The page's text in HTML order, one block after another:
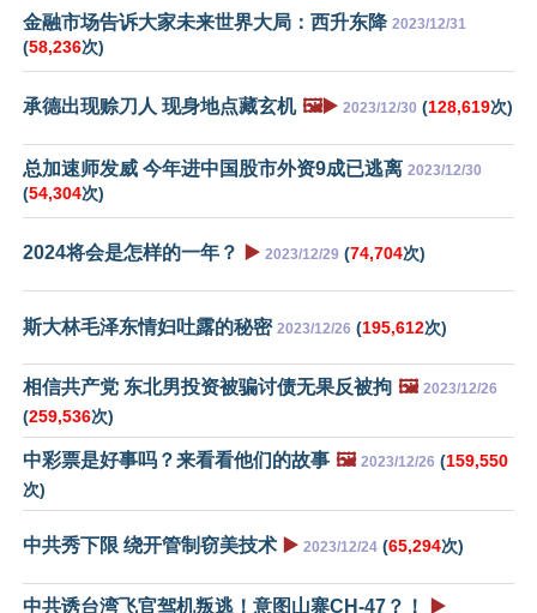
金融市场告诉大家未来世界大局：西升东降 2023/12/31
(58,236次)
承德出现赊刀人 现身地点藏玄机 🖼️▶️ 2023/12/30 (128,619次)
总加速师发威 今年进中国股市外资9成已逃离 2023/12/30
(54,304次)
2024将会是怎样的一年？ ▶️ 2023/12/29 (74,704次)
斯大林毛泽东情妇吐露的秘密 2023/12/26 (195,612次)
相信共产党 东北男投资被骗讨债无果反被拘 🖼️ 2023/12/26
(259,536次)
中彩票是好事吗？来看看他们的故事 🖼️ 2023/12/26 (159,550
次)
中共秀下限 绕开管制窃美技术 ▶️ 2023/12/24 (65,294次)
中共诱台湾飞官驾机叛逃！意图山寨CH-47？！ ▶️